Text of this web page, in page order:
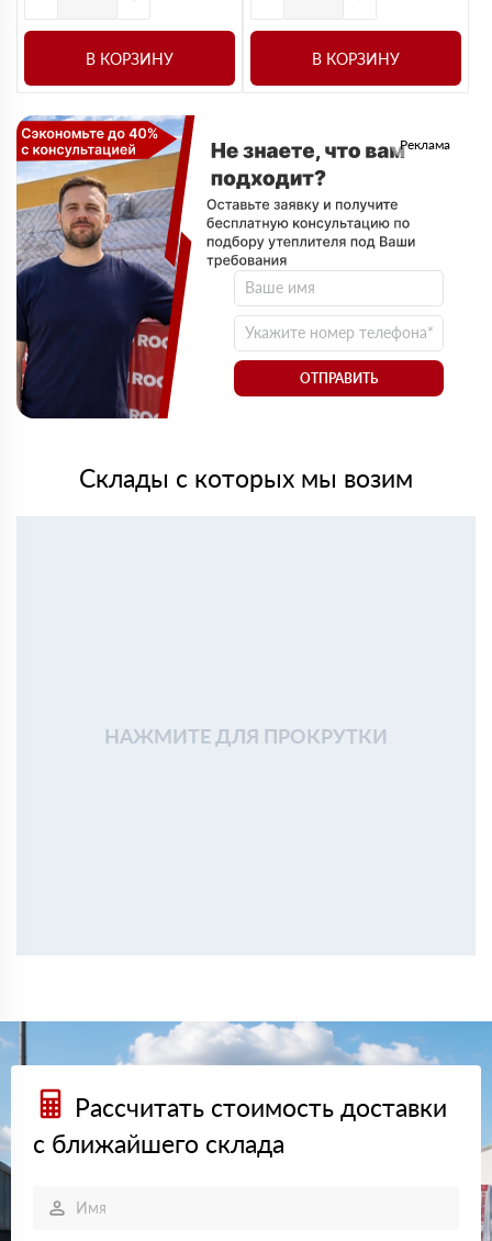
В КОРЗИНУ В КОРЗИНУ
Реклама
ОТПРАВИТЬ
Склады с которых мы возим
НАЖМИТЕ ДЛЯ ПРОКРУТКИ
Рассчитать стоимость доставки
с ближайшего склада